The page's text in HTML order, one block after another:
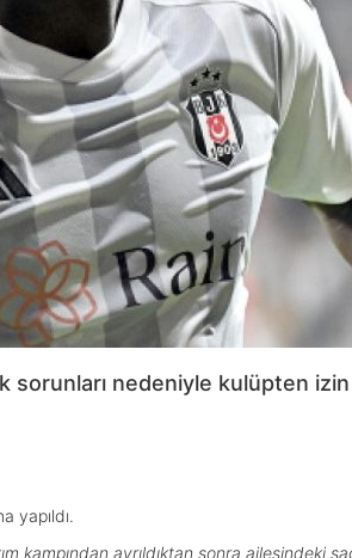
sorunları nedeniyle kulüpten
yapıldı.
ayrıldıktan sonra ailesindeki